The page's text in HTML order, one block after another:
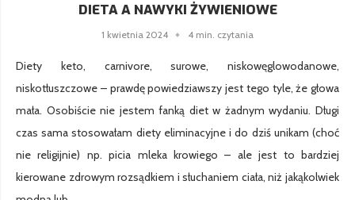
DIETA A NAWYKI ŻYWIENIOWE
1 kwietnia 2024 4 min. czytania
Diety keto, carnivore, surowe, niskowęglowodanowe,
niskotłuszczowe – prawdę powiedziawszy jest tego tyle, że głowa
mała. Osobiście nie jestem fanką diet w żadnym wydaniu. Długi
czas sama stosowałam diety eliminacyjne i do dziś unikam (choć
nie religijnie) np. picia mleka krowiego – ale jest to bardziej
kierowane zdrowym rozsądkiem i słuchaniem ciała, niż jakąkolwiek